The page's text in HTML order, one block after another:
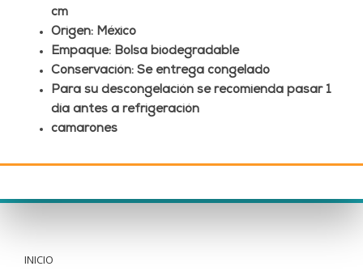
cm
Origen: México
Empaque: Bolsa biodegradable
Conservación: Se entrega congelado
Para su descongelación se recomienda pasar 1
día antes a refrigeración
camarones
INICIO